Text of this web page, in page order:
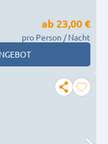
ab 23,00 €
pro Person / Nacht